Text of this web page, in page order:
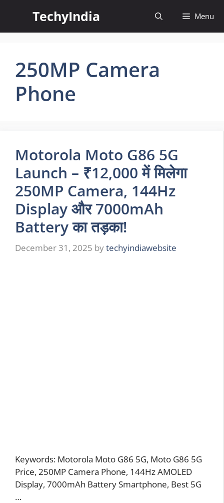
content
TechyIndia Menu
250MP Camera
Phone
Motorola Moto G86 5G
Launch – ₹12,000 में मिलेगा
250MP Camera, 144Hz
Display और 7000mAh
Battery का तड़का!
December 31, 2025 bytechyindiawebsite
Keywords: Motorola Moto G86 5G, Moto G86 5G
Price, 250MP Camera Phone, 144Hz AMOLED
Display, 7000mAh Battery Smartphone, Best 5G
…